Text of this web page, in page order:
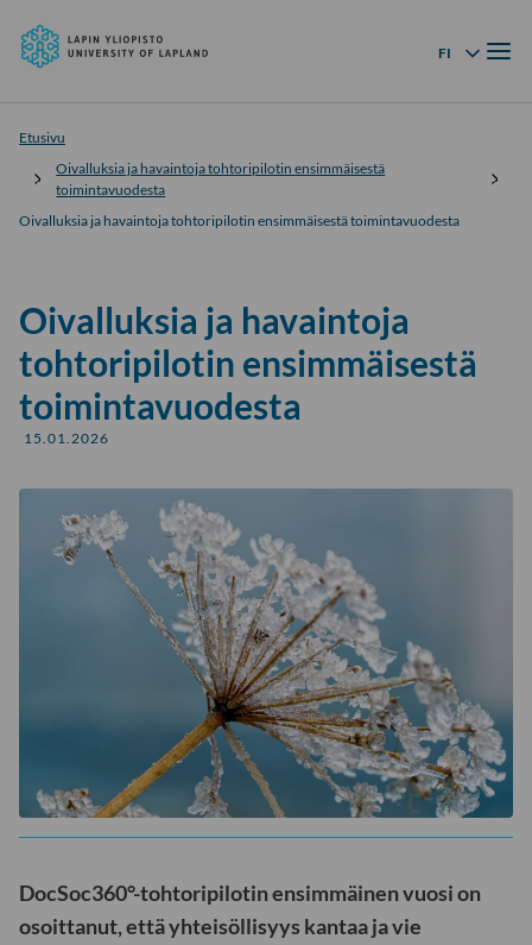
Siirry
suoraan
yliopisto
FI
Kielivalikko
Etusivu
Oivalluksia ja havaintoja tohtoripilotin ensimmäisestä
toimintavuodesta
Oivalluksia ja havaintoja tohtoripilotin ensimmäisestä toimintavuodesta
Oivalluksia ja havaintoja
tohtoripilotin ensimmäisestä
toimintavuodesta
15.01.2026
DocSoc360°-tohtoripilotin ensimmäinen vuosi on
osoittanut, että yhteisöllisyys kantaa ja vie